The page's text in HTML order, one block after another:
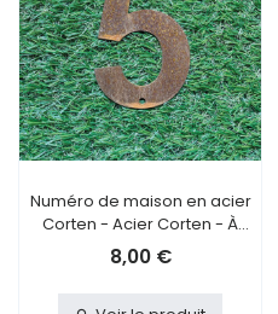
Numéro de maison en acier
Corten - Acier Corten - À
visser - 5
8,00 €